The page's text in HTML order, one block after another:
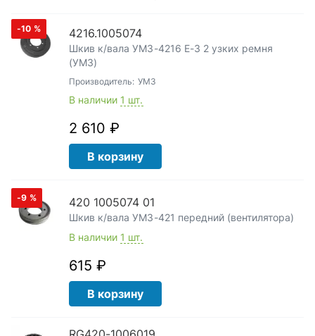
-10 % 4216.1005074
Шкив к/вала УМЗ-4216 Е-3 2 узких ремня
(УМЗ)
Производитель: УМЗ
В наличии 1 шт.
2 610 ₽
В корзину
-9 % 420 1005074 01
Шкив к/вала УМЗ-421 передний (вентилятора)
В наличии 1 шт.
615 ₽
В корзину